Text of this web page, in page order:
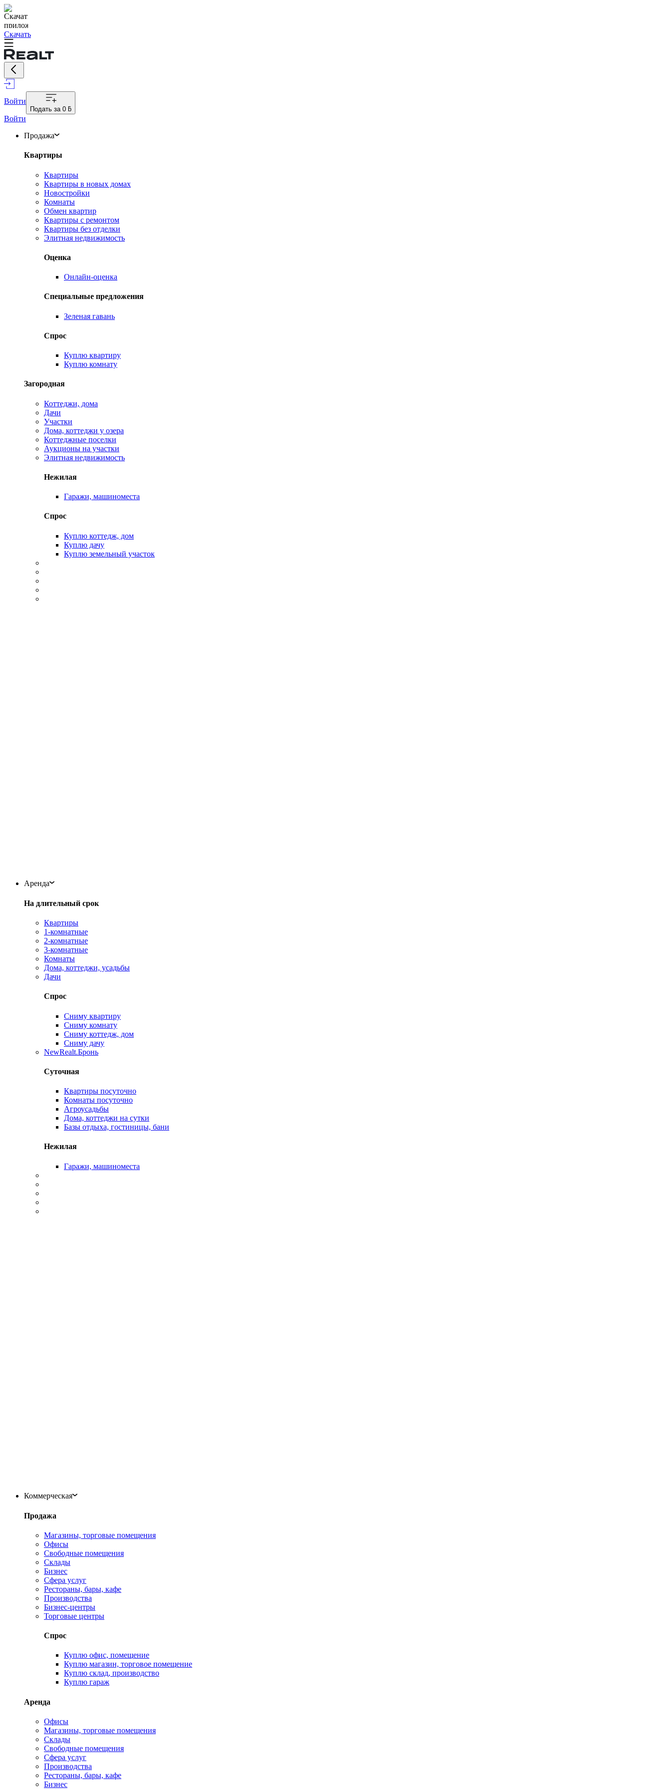
Скачать
Войти
Подать за 0 ƃ
Войти
Продажа
Квартиры
Квартиры
Квартиры в новых домах
Новостройки
Комнаты
Обмен квартир
Квартиры с ремонтом
Квартиры без отделки
Элитная недвижимость
Оценка
Онлайн-оценка
Специальные предложения
Зеленая гавань
Спрос
Куплю квартиру
Куплю комнату
Загородная
Коттеджи, дома
Дачи
Участки
Дома, коттеджи у озера
Коттеджные поселки
Аукционы на участки
Элитная недвижимость
Нежилая
Гаражи, машиноместа
Спрос
Куплю коттедж, дом
Куплю дачу
Куплю земельный участок
Аренда
На длительный срок
Квартиры
1-комнатные
2-комнатные
3-комнатные
Комнаты
Дома, коттеджи, усадьбы
Дачи
Спрос
Сниму квартиру
Сниму комнату
Сниму коттедж, дом
Сниму дачу
NewRealt.Бронь
Суточная
Квартиры посуточно
Комнаты посуточно
Агроусадьбы
Дома, коттеджи на сутки
Базы отдыха, гостиницы, бани
Нежилая
Гаражи, машиноместа
Коммерческая
Продажа
Магазины, торговые помещения
Офисы
Свободные помещения
Склады
Бизнес
Сфера услуг
Рестораны, бары, кафе
Производства
Бизнес-центры
Торговые центры
Спрос
Куплю офис, помещение
Куплю магазин, торговое помещение
Куплю склад, производство
Куплю гараж
Аренда
Офисы
Магазины, торговые помещения
Склады
Свободные помещения
Сфера услуг
Производства
Рестораны, бары, кафе
Бизнес